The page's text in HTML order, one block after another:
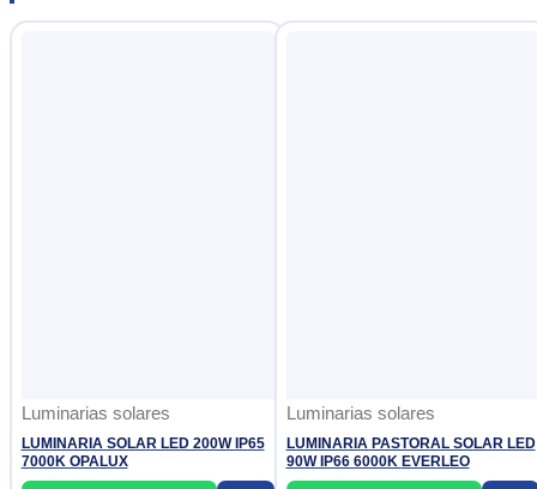
Luminarias solares
LUMINARIA SOLAR LED 200W IP65
7000K OPALUX
Luminarias solares
LUMINARIA PASTORAL SOLAR LED
90W IP66 6000K EVERLEO